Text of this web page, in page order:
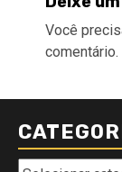
Você
comentário.
Categorias